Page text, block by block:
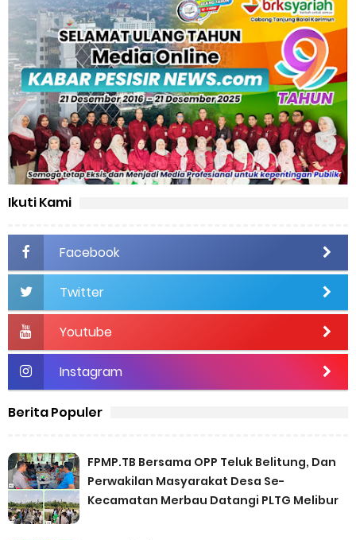
Ikuti Kami
Facebook
Twitter
Youtube
Instagram
Berita Populer
FPMP.TB Bersama OPP Teluk Belitung, Dan
Perwakilan Masyarakat Desa Se-
Kecamatan Merbau Datangi PLTG Melibur